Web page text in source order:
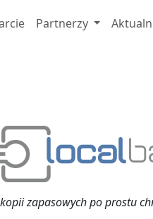
Partnerzy
zapasowych po prostu